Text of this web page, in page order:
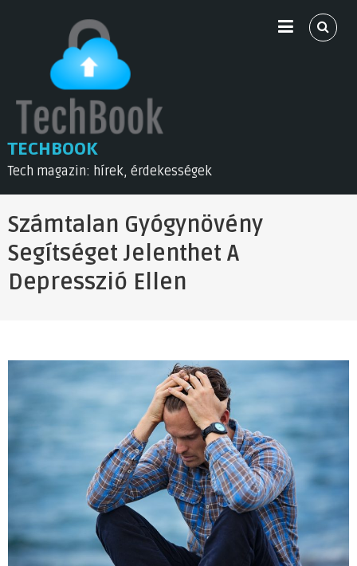
TECHBOOK
Tech magazin: hírek, érdekességek
Számtalan Gyógynövény
Segítséget Jelenthet A
Depresszió Ellen